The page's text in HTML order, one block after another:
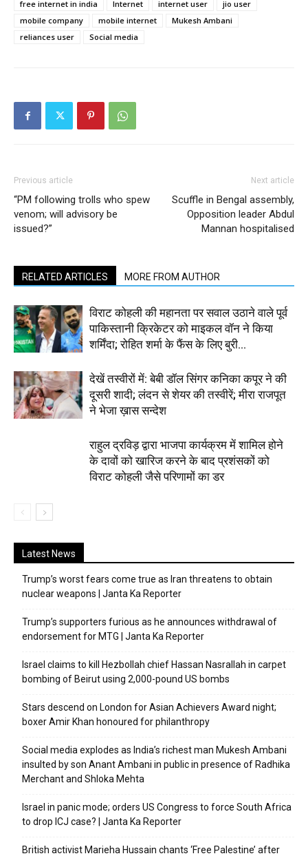
free internet in india Internet internet user
jio user
mobile company
mobile internet
Mukesh Ambani
reliances user
Social media
Previous article
“PM following trolls who spew
venom; will advisory be
issued?”
Next article
Scuffle in Bengal assembly,
Opposition leader Abdul
Mannan hospitalised
RELATED ARTICLES MORE FROM AUTHOR
विराट कोहली की महानता पर सवाल उठाने वाले पूर्व
पाकिस्तानी क्रिकेटर को माइकल वॉन ने किया
शर्मिंदा; रोहित शर्मा के फैंस के लिए बुरी...
देखें तस्वीरों में: बेबी डॉल सिंगर कनिका कपूर ने की
दूसरी शादी; लंदन से शेयर की तस्वीरें; मीरा राजपूत
ने भेजा ख़ास सन्देश
राहुल द्रविड़ द्वारा भाजपा कार्यक्रम में शामिल होने
के दावों को खारिज करने के बाद प्रशंसकों को
विराट कोहली जैसे परिणामों का डर
Latest News
Trump’s worst fears come true as Iran threatens to obtain
nuclear weapons | Janta Ka Reporter
Trump’s supporters furious as he announces withdrawal of
endorsement for MTG | Janta Ka Reporter
Israel claims to kill Hezbollah chief Hassan Nasrallah in carpet
bombing of Beirut using 2,000-pound US bombs
Stars descend on London for Asian Achievers Award night;
boxer Amir Khan honoured for philanthropy
Social media explodes as India’s richest man Mukesh Ambani
insulted by son Anant Ambani in public in presence of Radhika
Merchant and Shloka Mehta
Israel in panic mode; orders US Congress to force South Africa
to drop ICJ case? | Janta Ka Reporter
British activist Marieha Hussain chants ‘Free Palestine’ after